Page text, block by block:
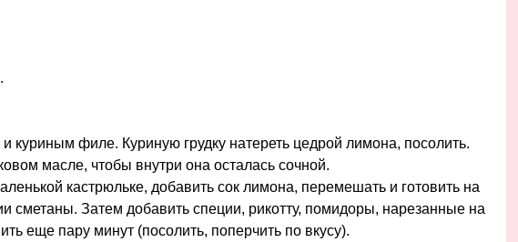
и куриным филе. Куриную грудку натереть цедрой лимона, посолить.
масле, чтобы внутри она осталась сочной.
кастрюльке, добавить сок лимона, перемешать и готовить на
сметаны. Затем добавить специи, рикотту, помидоры, нарезанные на
еще пару минут (посолить, поперчить по вкусу).